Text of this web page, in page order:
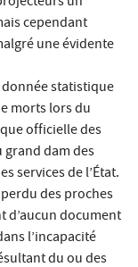
cependant
une évidente
donnée statistique
morts lors du
officielle des
grand dam des
services de l’État.
des proches
d’aucun document
l’incapacité
du ou des